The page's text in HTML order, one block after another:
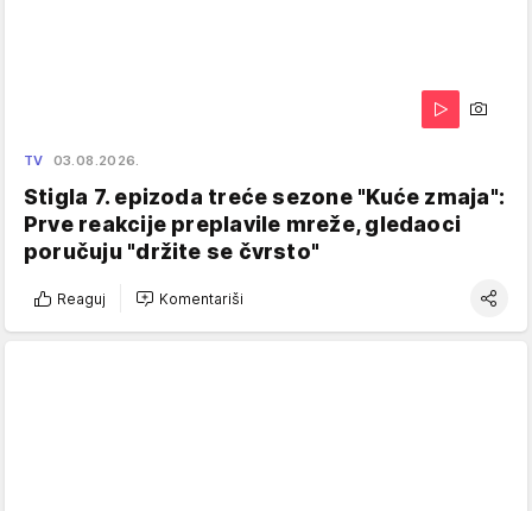
TV 03.08.2026.
Stigla 7. epizoda treće sezone "Kuće zmaja":
Prve reakcije preplavile mreže, gledaoci
poručuju "držite se čvrsto"
Reaguj Komentariši